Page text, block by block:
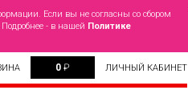
Если вы не согласны со сбором
- в нашей Политике
0 ₽ ЛИЧНЫЙ КАБИНЕТ